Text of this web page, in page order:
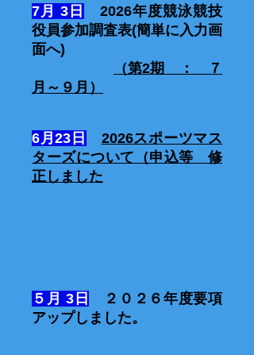
7月 3日
2026年度競泳競技
役員参加調査表(簡単に入力画
面へ)
（第2期 ： ７
月～９月）
6月23日
2026スポーツマス
ターズについて（申込等 修
正しました
５月 3日
２０２６年度要項
アップしました。